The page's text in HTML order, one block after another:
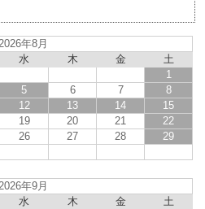
2026年8月
水 木 金
土
1
5 6 7
8
12 13 14
15
19 20 21
22
26 27 28
29
2026年9月
水 木 金
土